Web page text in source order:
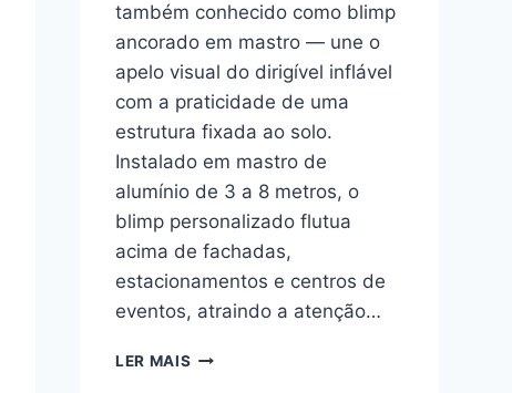
também conhecido como blimp
ancorado em mastro — une o
apelo visual do dirigível inflável
com a praticidade de uma
estrutura fixada ao solo.
Instalado em mastro de
alumínio de 3 a 8 metros, o
blimp personalizado flutua
acima de fachadas,
estacionamentos e centros de
eventos, atraindo a atenção…
LER MAIS BALÃO